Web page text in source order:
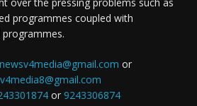
programmes coupled with
newsv4media@gmail.com or
or 9243306874